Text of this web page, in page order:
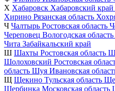
Х Хабаровск Хабаровский край
Хирино Рязанская область
Ч Чалтырь Ростовская область
Череповец Вологодская область
Чита Забайкальский край
Ш Шахты Ростовская область
Шолоховский Ростовская
область Шуя Ивановская
Щ Щекино Тульская область
Щербинка Московская область